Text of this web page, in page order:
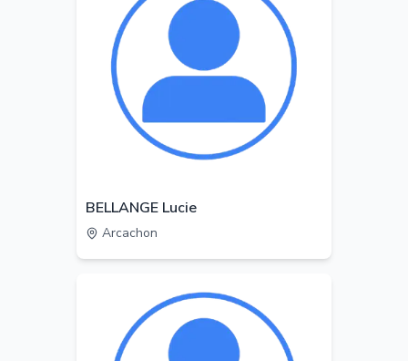
BELLANGE Lucie
Arcachon